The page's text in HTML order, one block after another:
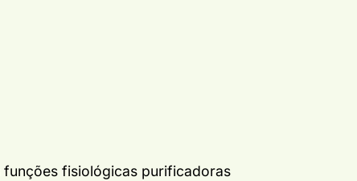
funções fisiológicas purificadoras